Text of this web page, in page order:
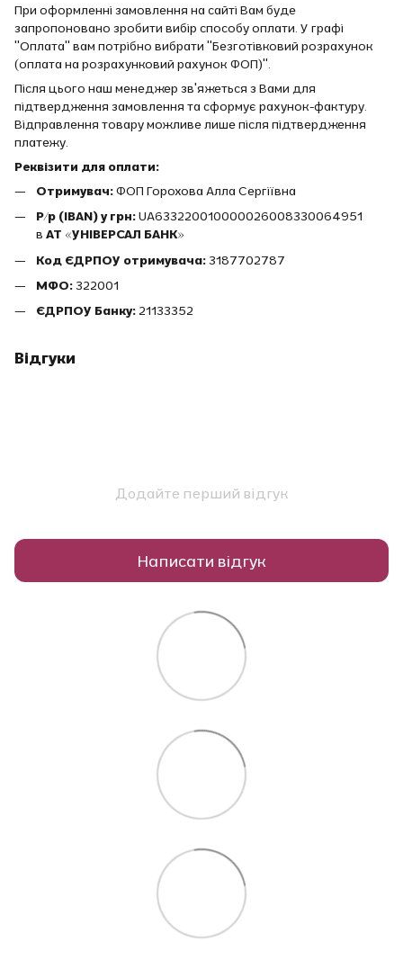
При оформленні замовлення на сайті Вам буде
запропоновано зробити вибір способу оплати. У графі
"Оплата" вам потрібно вибрати "Безготівковий розрахунок
(оплата на розрахунковий рахунок ФОП)".
Після цього наш менеджер зв'яжеться з Вами для
підтвердження замовлення та сформує рахунок-фактуру.
Відправлення товару можливе лише після підтвердження
платежу.
Реквізити для оплати:
Отримувач:ФОП Горохова Алла Сергіївна
Р/р (IBAN) у грн:UA633220010000026008330064951
в АТ «УНІВЕРСАЛ БАНК»
Код ЄДРПОУ отримувача:3187702787
МФО:322001
ЄДРПОУ Банку: 21133352
Відгуки
Додайте перший відгук
Написати відгук